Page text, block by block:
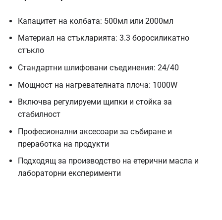
Капацитет на колбата: 500мл или 2000мл
Материал на стъкларията: 3.3 боросиликатно
стъкло
Стандартни шлифовани съединения: 24/40
Мощност на нагревателната плоча: 1000W
Включва регулируеми щипки и стойка за
стабилност
Професионални аксесоари за събиране и
преработка на продукти
Подходящ за производство на етерични масла и
лабораторни експерименти